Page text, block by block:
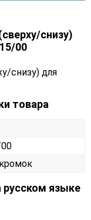
снизу)
00
снизу) для
товара
русском языке